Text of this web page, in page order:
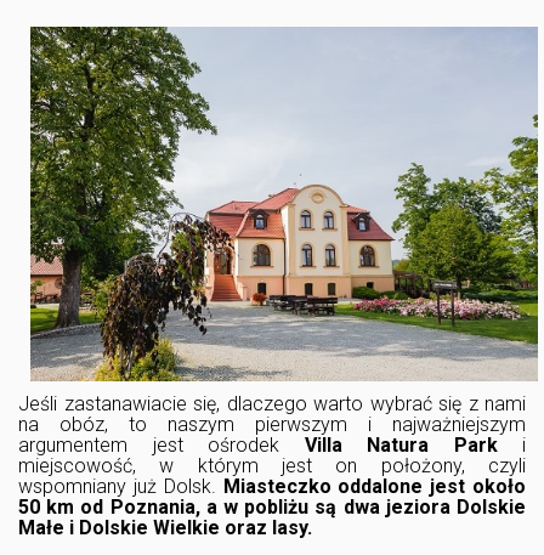
Jeśli zastanawiacie się, dlaczego warto wybrać się z nami
na obóz, to naszym pierwszym i najważniejszym
argumentem jest ośrodek Villa Natura Parki
miejscowość, w którym jest on położony, czyli
wspomniany już Dolsk. Miasteczko oddalone jest około
50 km od Poznania, a w pobliżu są dwa jeziora Dolskie
Małe i Dolskie Wielkie oraz lasy.